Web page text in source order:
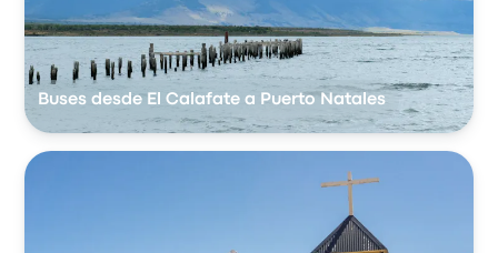
Buses desde El Calafate a Puerto Natales